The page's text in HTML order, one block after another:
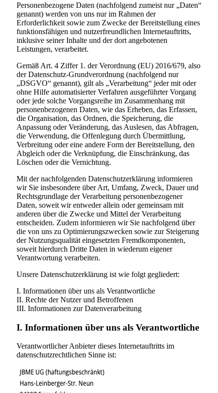
Personenbezogene Daten (nachfolgend zumeist nur „Daten“
genannt) werden von uns nur im Rahmen der
Erforderlichkeit sowie zum Zwecke der Bereitstellung eines
funktionsfähigen und nutzerfreundlichen Internetauftritts,
inklusive seiner Inhalte und der dort angebotenen
Leistungen, verarbeitet.
Gemäß Art. 4 Ziffer 1. der Verordnung (EU) 2016/679, also
der Datenschutz-Grundverordnung (nachfolgend nur
„DSGVO“ genannt), gilt als „Verarbeitung“ jeder mit oder
ohne Hilfe automatisierter Verfahren ausgeführter Vorgang
oder jede solche Vorgangsreihe im Zusammenhang mit
personenbezogenen Daten, wie das Erheben, das Erfassen,
die Organisation, das Ordnen, die Speicherung, die
Anpassung oder Veränderung, das Auslesen, das Abfragen,
die Verwendung, die Offenlegung durch Übermittlung,
Verbreitung oder eine andere Form der Bereitstellung, den
Abgleich oder die Verknüpfung, die Einschränkung, das
Löschen oder die Vernichtung.
Mit der nachfolgenden Datenschutzerklärung informieren
wir Sie insbesondere über Art, Umfang, Zweck, Dauer und
Rechtsgrundlage der Verarbeitung personenbezogener
Daten, soweit wir entweder allein oder gemeinsam mit
anderen über die Zwecke und Mittel der Verarbeitung
entscheiden. Zudem informieren wir Sie nachfolgend über
die von uns zu Optimierungszwecken sowie zur Steigerung
der Nutzungsqualität eingesetzten Fremdkomponenten,
soweit hierdurch Dritte Daten in wiederum eigener
Verantwortung verarbeiten.
Unsere Datenschutzerklärung ist wie folgt gegliedert:
I. Informationen über uns als Verantwortliche
II. Rechte der Nutzer und Betroffenen
III. Informationen zur Datenverarbeitung
I. Informationen über uns als Verantwortliche
Verantwortlicher Anbieter dieses Internetauftritts im
datenschutzrechtlichen Sinne ist: